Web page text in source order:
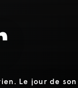
Le jour de son